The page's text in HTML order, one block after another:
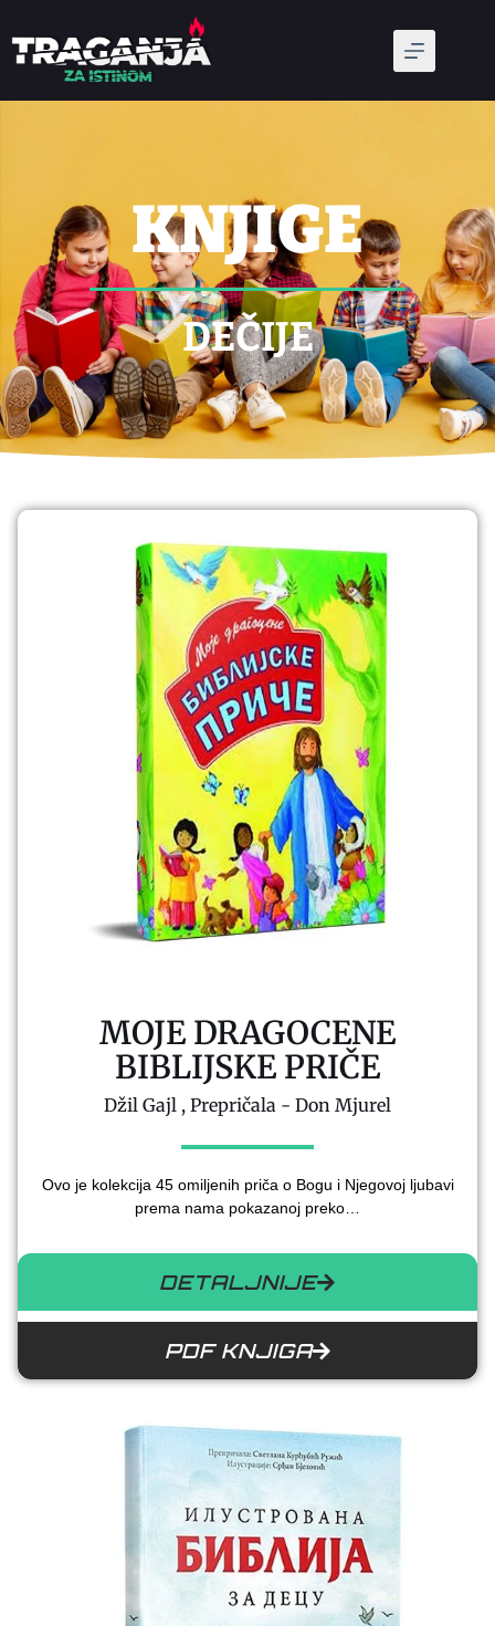
KNJIGE
DEČIJE
MOJE DRAGOCENE
BIBLIJSKE PRIČE
Džil Gajl , Prepričala - Don Mjurel
Ovo je kolekcija 45 omiljenih priča o Bogu i Njegovoj ljubavi
prema nama pokazanoj preko…
DETALJNIJE
PDF KNJIGA